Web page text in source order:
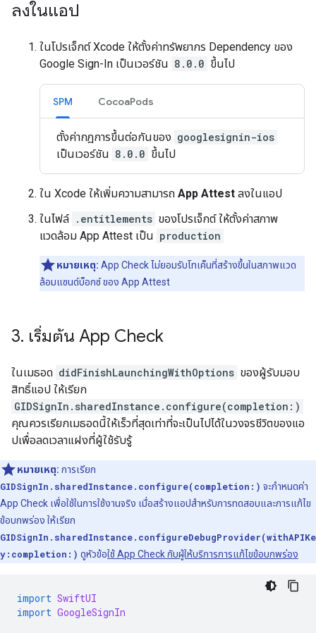
ลงในแอป
ในโปรเจ็กต์ Xcode ให้ตั้งค่าทรัพยากร Dependency ของ
Google Sign-In เป็นเวอร์ชัน 8.0.0 ขึ้นไป
SPM CocoaPods
ตั้งค่ากฎการขึ้นต่อกันของ googlesignin-ios
เป็นเวอร์ชัน 8.0.0 ขึ้นไป
ใน Xcode ให้เพิ่มความสามารถ App Attest ลงในแอป
ในไฟล์ .entitlements ของโปรเจ็กต์ ให้ตั้งค่าสภาพ
แวดล้อม App Attest เป็น production
หมายเหตุ: App Check ไม่ยอมรับโทเค็นที่สร้างขึ้นในสภาพแวด
ล้อมแซนด์บ็อกซ์ ของ App Attest
3. เริ่มต้น App Check
ในเมธอด didFinishLaunchingWithOptions ของผู้รับมอบ
สิทธิ์แอป ให้เรียก
GIDSignIn.sharedInstance.configure(completion:)
คุณควรเรียกเมธอดนี้ให้เร็วที่สุดเท่าที่จะเป็นไปได้ในวงจรชีวิตของแอ
ปเพื่อลดเวลาแฝงที่ผู้ใช้รับรู้
หมายเหตุ: การเรียก
GIDSignIn.sharedInstance.configure(completion:) จะกำหนดค่า
App Check เพื่อใช้ในการใช้งานจริง เมื่อสร้างแอปสำหรับการทดสอบและการแก้ไข
ข้อบกพร่อง ให้เรียก
GIDSignIn.sharedInstance.configureDebugProvider(withAPIKe
y:completion:) ดูหัวข้อใช้ App Check กับผู้ให้บริการการแก้ไขข้อบกพร่อง
import SwiftUI
import GoogleSignIn